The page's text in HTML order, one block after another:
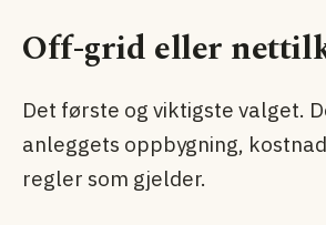
Off-grid eller
Det første og viktigste valget.
anleggets oppbygning,
regler som gjelder.